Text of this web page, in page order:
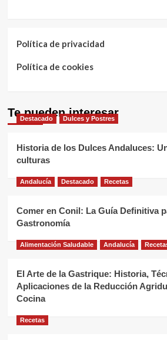
Política de privacidad
Política de cookies
Te pueden interesar
Destacado Dulces y Postres
Historia de los Dulces Andaluces:
culturas
Andalucía Destacado Recetas
Comer en Conil: La Guía Definitiva
Gastronomía
Alimentación Saludable Andalucía
El Arte de la Gastrique: Historia,
Aplicaciones de la Reducción
Cocina
Recetas